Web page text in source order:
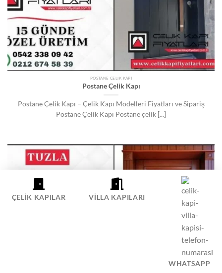
POSTANE ÇELIK KAPI
Postane Çelik Kapı
Postane Çelik Kapı – Çelik Kapı Modelleri Fiyatları ve Sipariş
Postane Çelik Kapı Postane çelik [...]
ÇELIK KAPILAR VILLA KAPILARI
WHATSAPP